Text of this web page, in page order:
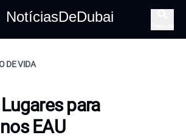
NotíciasDeDubai
DE VIDA
para
EAU